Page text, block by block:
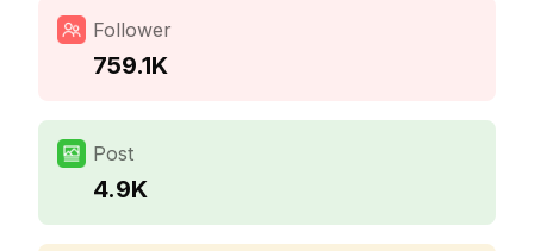
Follower
759.1K
Post
4.9K